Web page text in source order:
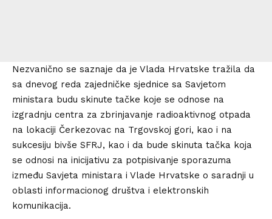
Nezvanično se saznaje da je Vlada Hrvatske tražila da
sa dnevog reda zajedničke sjednice sa Savjetom
ministara budu skinute tačke koje se odnose na
izgradnju centra za zbrinjavanje radioaktivnog otpada
na lokaciji Čerkezovac na Trgovskoj gori, kao i na
sukcesiju bivše SFRJ, kao i da bude skinuta tačka koja
se odnosi na inicijativu za potpisivanje sporazuma
između Savjeta ministara i Vlade Hrvatske o saradnji u
oblasti informacionog društva i elektronskih
komunikacija.